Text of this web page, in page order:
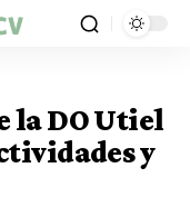
la DO Utiel
y